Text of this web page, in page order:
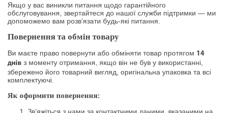
Якщо у вас виникли питання щодо гарантійного
обслуговування, звертайтеся до нашої служби підтримки — ми
допоможемо вам розв’язати будь-які питання.
Повернення та обмін товару
Ви маєте право повернути або обміняти товар протягом 14
днів з моменту отримання, якщо він не був у використанні,
збережено його товарний вигляд, оригінальна упаковка та всі
комплектуючі.
Як оформити повернення: